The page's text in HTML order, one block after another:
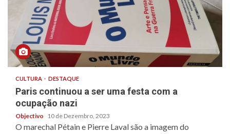
CULTURA DESTAQUE
Paris continuou a ser uma festa com a
ocupação nazi
Objectivo 10 de Dezembro, 2023
O marechal Pétain e Pierre Laval são a imagem do